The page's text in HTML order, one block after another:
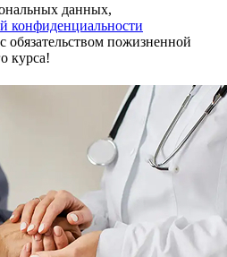
данных,
конфиденциальности
пожизненной
курса!